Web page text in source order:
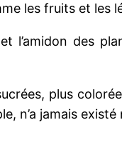
les fruits et les
l’amidon des
plus
n’a jamais